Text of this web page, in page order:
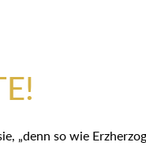
„denn so wie